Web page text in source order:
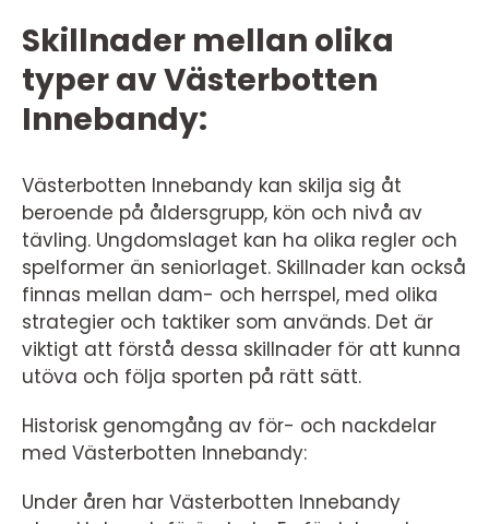
Skillnader mellan olika
typer av Västerbotten
Innebandy:
Västerbotten Innebandy kan skilja sig åt
beroende på åldersgrupp, kön och nivå av
tävling. Ungdomslaget kan ha olika regler och
spelformer än seniorlaget. Skillnader kan också
finnas mellan dam- och herrspel, med olika
strategier och taktiker som används. Det är
viktigt att förstå dessa skillnader för att kunna
utöva och följa sporten på rätt sätt.
Historisk genomgång av för- och nackdelar
med Västerbotten Innebandy:
Under åren har Västerbotten Innebandy